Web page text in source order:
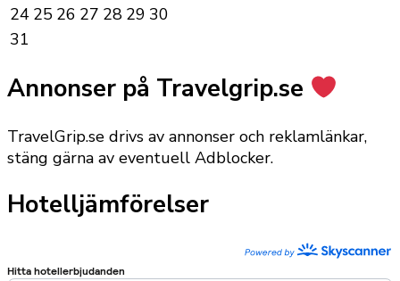
24 25 26 27 28 29 30
31
Annonser på Travelgrip.se
TravelGrip.se drivs av annonser och reklamlänkar,
stäng gärna av eventuell Adblocker.
Hotelljämförelser